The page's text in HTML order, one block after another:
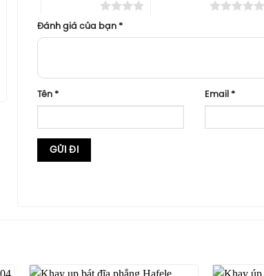
Đánh giá của bạn*
Tên* Email*